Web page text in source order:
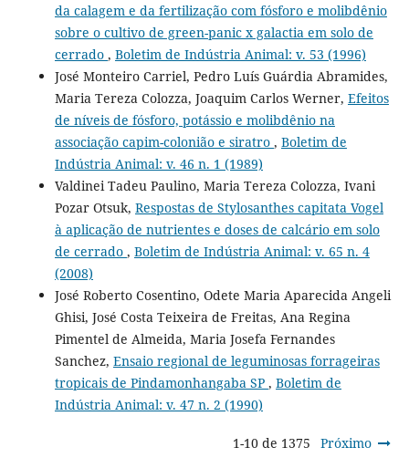
da calagem e da fertilização com fósforo e molibdênio
sobre o cultivo de green-panic x galactia em solo de
cerrado , Boletim de Indústria Animal: v. 53 (1996)
José Monteiro Carriel, Pedro Luís Guárdia Abramides,
Maria Tereza Colozza, Joaquim Carlos Werner, Efeitos
de níveis de fósforo, potássio e molibdênio na
associação capim-colonião e siratro , Boletim de
Indústria Animal: v. 46 n. 1 (1989)
Valdinei Tadeu Paulino, Maria Tereza Colozza, Ivani
Pozar Otsuk, Respostas de Stylosanthes capitata Vogel
à aplicação de nutrientes e doses de calcário em solo
de cerrado , Boletim de Indústria Animal: v. 65 n. 4
(2008)
José Roberto Cosentino, Odete Maria Aparecida Angeli
Ghisi, José Costa Teixeira de Freitas, Ana Regina
Pimentel de Almeida, Maria Josefa Fernandes
Sanchez, Ensaio regional de leguminosas forrageiras
tropicais de Pindamonhangaba SP , Boletim de
Indústria Animal: v. 47 n. 2 (1990)
1-10 de 1375 Próximo